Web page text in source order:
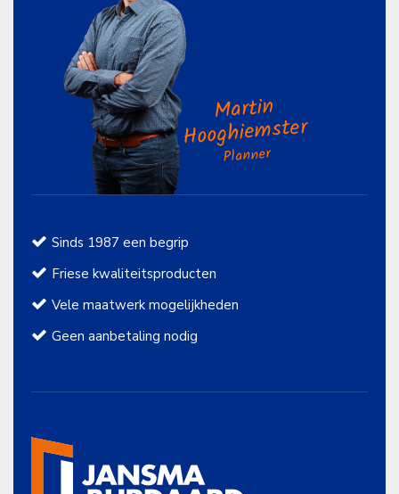
Martin
Hooghiemster
Planner
Sinds 1987 een begrip
Friese kwaliteitsproducten
Vele maatwerk mogelijkheden
Geen aanbetaling nodig